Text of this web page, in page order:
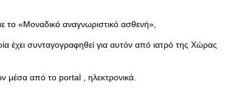
«Μοναδικό αναγνωριστικό ασθενή»,
έχει συνταγογραφηθεί για αυτόν από ιατρό της Χώρας
μέσα από το portal , ηλεκτρονικά.